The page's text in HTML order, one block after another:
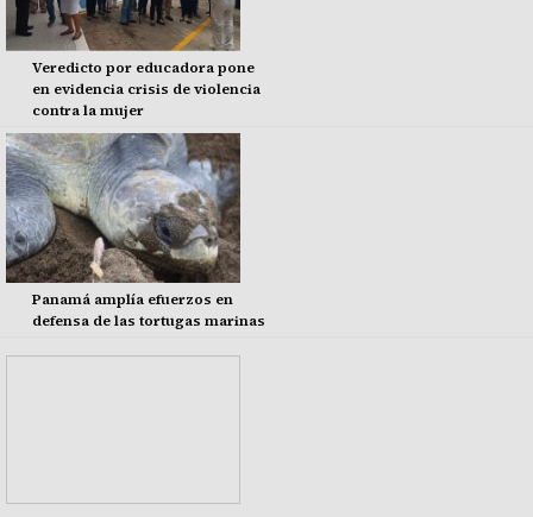
Veredicto por educadora pone
en evidencia crisis de violencia
contra la mujer
Panamá amplía efuerzos en
defensa de las tortugas marinas